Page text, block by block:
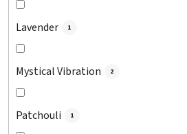
Lavender 1
Mystical Vibration 2
Patchouli 1